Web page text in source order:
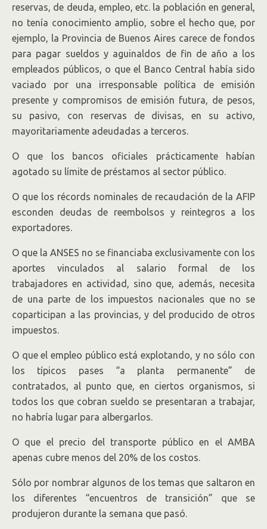
reservas, de deuda, empleo, etc. la población en general,
no tenía conocimiento amplio, sobre el hecho que, por
ejemplo, la Provincia de Buenos Aires carece de fondos
para pagar sueldos y aguinaldos de fin de año a los
empleados públicos, o que el Banco Central había sido
vaciado por una irresponsable política de emisión
presente y compromisos de emisión futura, de pesos,
su pasivo, con reservas de divisas, en su activo,
mayoritariamente adeudadas a terceros.
O que los bancos oficiales prácticamente habían
agotado su límite de préstamos al sector público.
O que los récords nominales de recaudación de la AFIP
esconden deudas de reembolsos y reintegros a los
exportadores.
O que la ANSES no se financiaba exclusivamente con los
aportes vinculados al salario formal de los
trabajadores en actividad, sino que, además, necesita
de una parte de los impuestos nacionales que no se
coparticipan a las provincias, y del producido de otros
impuestos.
O que el empleo público está explotando, y no sólo con
los típicos pases “a planta permanente” de
contratados, al punto que, en ciertos organismos, si
todos los que cobran sueldo se presentaran a trabajar,
no habría lugar para albergarlos.
O que el precio del transporte público en el AMBA
apenas cubre menos del 20% de los costos.
Sólo por nombrar algunos de los temas que saltaron en
los diferentes “encuentros de transición” que se
produjeron durante la semana que pasó.